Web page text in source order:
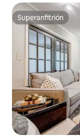
Superanfitrión
Superanfitrión